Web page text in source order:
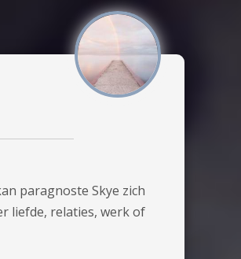
paragnoste Skye zich
liefde, relaties, werk of